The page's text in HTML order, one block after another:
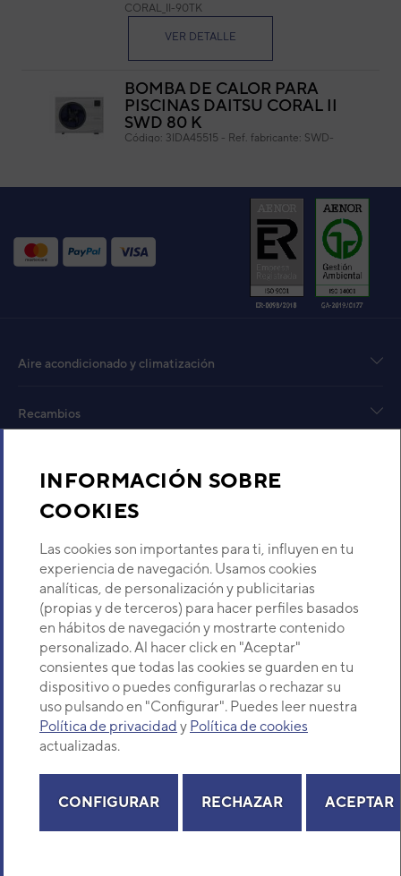
INFORMACIÓN SOBRE
COOKIES
Las cookies son importantes para ti, influyen en tu
experiencia de navegación. Usamos cookies
analíticas, de personalización y publicitarias
(propias y de terceros) para hacer perfiles basados
en hábitos de navegación y mostrarte contenido
personalizado. Al hacer click en "Aceptar"
consientes que todas las cookies se guarden en tu
dispositivo o puedes configurarlas o rechazar su
uso pulsando en "Configurar". Puedes leer nuestra
Política de privacidad y Política de cookies
actualizadas.
CONFIGURAR RECHAZAR ACEPTAR
CORAL_II-90TK
VER DETALLE
BOMBA DE CALOR PARA
PISCINAS DAITSU CORAL II
SWD 80 K
Código: 3IDA45515 - Ref. fabricante: SWD-
Aire acondicionado y climatización
Recambios
Descubre Eurofred
Dónde Estamos
¿Buscas un servicio técnico?
Selecciona provincia